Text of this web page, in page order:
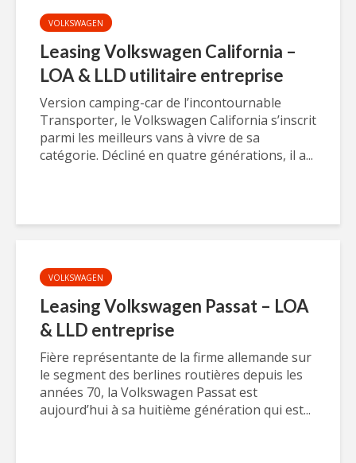
VOLKSWAGEN
Leasing Volkswagen California –
LOA & LLD utilitaire entreprise
Version camping-car de l’incontournable
Transporter, le Volkswagen California s’inscrit
parmi les meilleurs vans à vivre de sa
catégorie. Décliné en quatre générations, il a...
VOLKSWAGEN
Leasing Volkswagen Passat – LOA
& LLD entreprise
Fière représentante de la firme allemande sur
le segment des berlines routières depuis les
années 70, la Volkswagen Passat est
aujourd’hui à sa huitième génération qui est...